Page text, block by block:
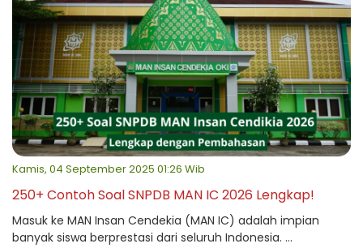
Kamis, 04 September 2025 01:26 Wib
250+ Contoh Soal SNPDB MAN IC 2026 Lengkap!
Masuk ke MAN Insan Cendekia (MAN IC) adalah impian
banyak siswa berprestasi dari seluruh Indonesia. ...